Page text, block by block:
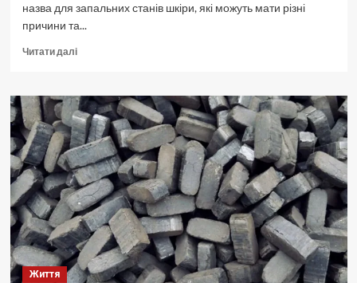
назва для запальних станів шкіри, які можуть мати різні
причини та...
Читати даліДокладніше
дерматитів:
чому
спочатку
потрібно
визначити
тип
ураження
шкіри
Життя